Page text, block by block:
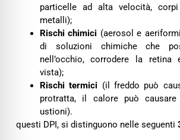
particelle ad alta velocità,
metalli);
Rischi chimici (aerosol e
di soluzioni chimiche che
nell’occhio, corrodere la retina
vista);
Rischi termici (il freddo può
protratta, il calore può
ustioni).
questi DPI, si distinguono nelle seguenti